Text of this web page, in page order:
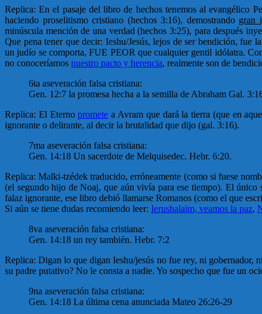
Replica: En el pasaje del libro de hechos tenemos al evangélico
haciendo proselitismo cristiano (hechos 3:16), demostrando gran
minúscula mención de una verdad (hechos 3:25), para después
Que pena tener que decir: Ieshu/Jesús, lejos de ser bendición,
un judío se comporta, FUE PEOR que cualquier gentil idólatra.
no conoceríamos nuestro pacto y herencia, realmente son de
6ta aseveración falsa cristiana:
Gen. 12:7 la promesa hecha a la semilla de Abraham Gal.
Replica: El Eternopromete a Avram que dará la tierra (que en
ignorante o delirante, al decir la brutalidad que dijo (gal. 3:16).
7ma aseveración falsa cristiana:
Gen. 14:18 Un sacerdote de Melquisedec. Hebr. 6:20.
Replica: Malki-tzédek traducido, erróneamente (como si fuese
(el segundo hijo de Noaj, que aún vivía para ese tiempo). El
falaz ignorante, ese libro debió llamarse Romanos (como el que
Si aún se tiene dudas recomiendo leer: Ierushalaim, veamos la paz,
8va aseveración falsa cristiana:
Gen. 14:18 un rey también. Hebr. 7:2
Replica: Digan lo que digan Ieshu/jesús no fue rey, ni gobernador,
su padre putativo? No le consta a nadie. Yo sospecho que fue un
9na aseveración falsa cristiana:
Gen. 14:18 La última cena anunciada Mateo 26:26-29